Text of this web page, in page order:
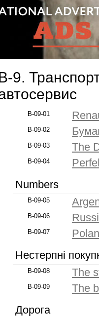
и
для дома
и техника
красота
средства и
9.
B-09-01
B-09-02
B-09-03 The
B-09-04
Numbers
B-09-05
B-09-06
B-09-07
Нестерпні
B-09-08 The
B-09-09
The
Дорога